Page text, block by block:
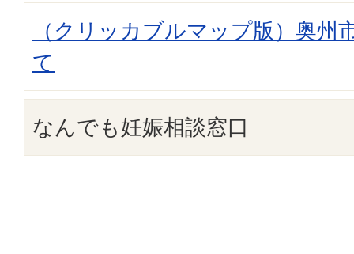
（クリッカブルマップ版）奥州
て
なんでも妊娠相談窓口